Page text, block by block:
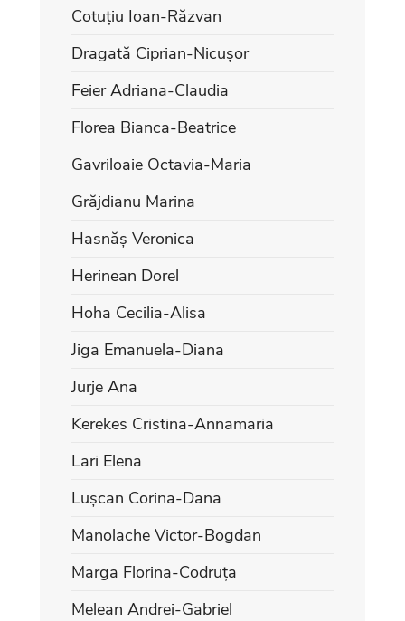
Cotuțiu Ioan-Răzvan
Dragată Ciprian-Nicușor
Feier Adriana-Claudia
Florea Bianca-Beatrice
Gavriloaie Octavia-Maria
Grăjdianu Marina
Hasnăș Veronica
Herinean Dorel
Hoha Cecilia-Alisa
Jiga Emanuela-Diana
Jurje Ana
Kerekes Cristina-Annamaria
Lari Elena
Lușcan Corina-Dana
Manolache Victor-Bogdan
Marga Florina-Codruța
Melean Andrei-Gabriel